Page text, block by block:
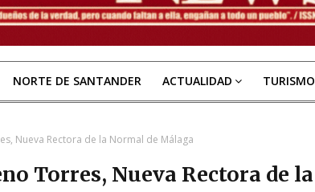
NORTE DE SANTANDER ACTUALIDAD TURISMO
Nueva Rectora de la Normal de Málaga
Torres, Nueva Rectora de la